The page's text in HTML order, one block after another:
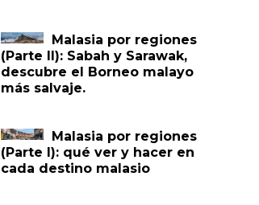
Malasia por regiones
(Parte II): Sabah y Sarawak,
descubre el Borneo malayo
más salvaje.
Malasia por regiones
(Parte I): qué ver y hacer en
cada destino malasio